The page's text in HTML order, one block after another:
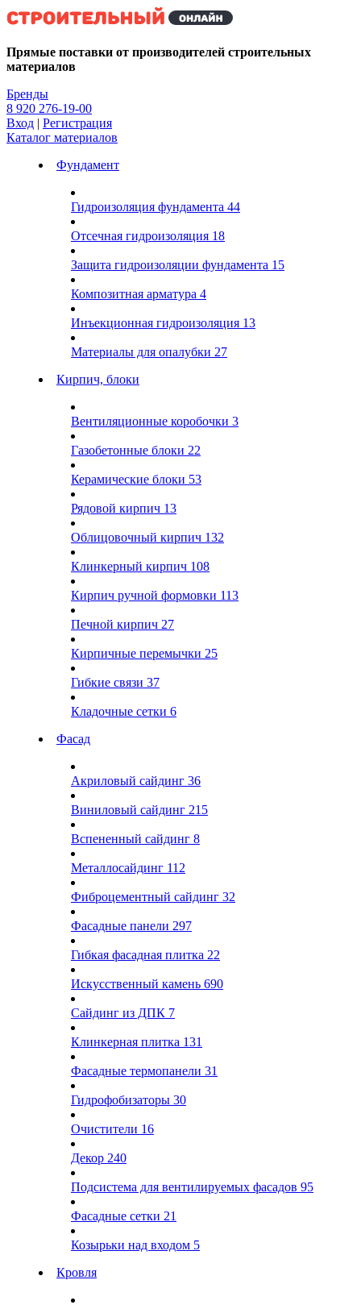
Kg
Прямые поставки от производителей строительных
материалов
Бренды
8 920 276-19-00
Вход | Регистрация
Каталог материалов
Фундамент
Гидроизоляция фундамента 44
Отсечная гидроизоляция 18
Защита гидроизоляции фундамента 15
Композитная арматура 4
Инъекционная гидроизоляция 13
Материалы для опалубки 27
Кирпич, блоки
Вентиляционные коробочки 3
Газобетонные блоки 22
Керамические блоки 53
Рядовой кирпич 13
Облицовочный кирпич 132
Клинкерный кирпич 108
Кирпич ручной формовки 113
Печной кирпич 27
Кирпичные перемычки 25
Гибкие связи 37
Кладочные сетки 6
Фасад
Акриловый сайдинг 36
Виниловый сайдинг 215
Вспененный сайдинг 8
Металлосайдинг 112
Фиброцементный сайдинг 32
Фасадные панели 297
Гибкая фасадная плитка 22
Искусственный камень 690
Сайдинг из ДПК 7
Клинкерная плитка 131
Фасадные термопанели 31
Гидрофобизаторы 30
Очистители 16
Декор 240
Подсистема для вентилируемых фасадов 95
Фасадные сетки 21
Козырьки над входом 5
Кровля